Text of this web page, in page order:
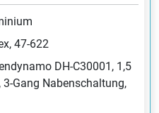
47-622
DH-C30001, 1,5
3-Gang Nabenschaltung,